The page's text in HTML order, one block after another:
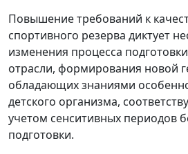
Повышение требований к
спортивного резерва диктует
изменения процесса
отрасли, формирования новой
обладающих знаниями
детского организма,
учетом сенситивных периодов
подготовки.